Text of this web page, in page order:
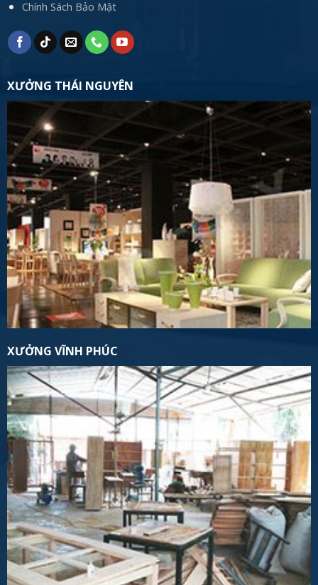
Chính Sách Bảo Mật
XƯỞNG THÁI NGUYÊN
XƯỞNG VĨNH PHÚC